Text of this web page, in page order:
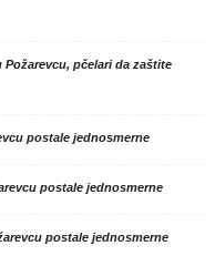
pčelari da zaštite
postale jednosmerne
postale jednosmerne
postale jednosmerne